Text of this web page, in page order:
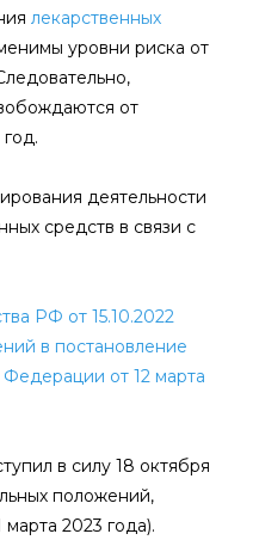
лекарственных
уровни риска от
от
деятельности
средств в связи с
РФ от 15.10.2022
в постановление
от 12 марта
в силу 18 октября
положений,
2023 года).